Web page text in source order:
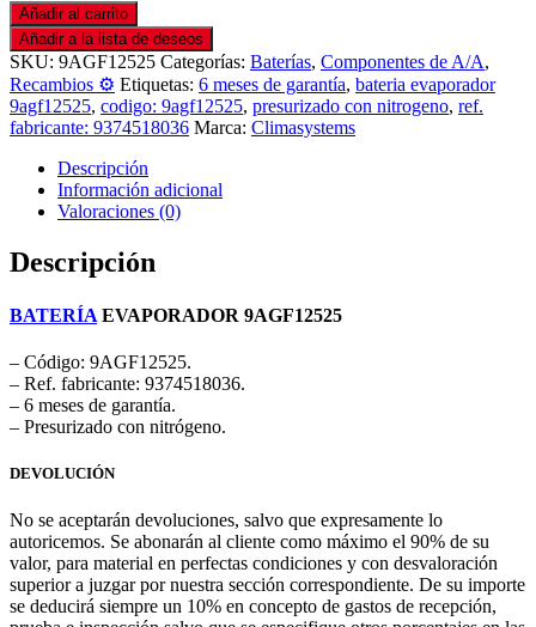
Añadir al carrito
Añadir a la lista de deseos
SKU: 9AGF12525 Categorías: Baterías, Componentes de A/A,
Recambios ⚙️ Etiquetas: 6 meses de garantía, bateria evaporador
9agf12525, codigo: 9agf12525, presurizado con nitrogeno, ref.
fabricante: 9374518036 Marca: Climasystems
Descripción
Información adicional
Valoraciones (0)
Descripción
BATERÍA EVAPORADOR 9AGF12525
– Código: 9AGF12525.
– Ref. fabricante: 9374518036.
– 6 meses de garantía.
– Presurizado con nitrógeno.
DEVOLUCIÓN
No se aceptarán devoluciones, salvo que expresamente lo
autoricemos. Se abonarán al cliente como máximo el 90% de su
valor, para material en perfectas condiciones y con desvaloración
superior a juzgar por nuestra sección correspondiente. De su importe
se deducirá siempre un 10% en concepto de gastos de recepción,